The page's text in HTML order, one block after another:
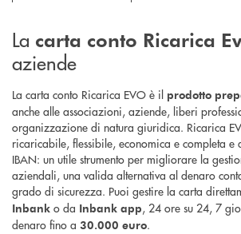
La carta conto Ricarica
aziende
La carta conto Ricarica EVO è il prodotto
anche alle associazioni, aziende, liberi
organizzazione di natura giuridica. Ricarica
ricaricabile, flessibile, economica e completa e
IBAN: un utile strumento per migliorare la
aziendali, una valida alternativa al denaro
grado di sicurezza. Puoi gestire la carta
Inbank o da Inbank app, 24 ore su 24, 7
denaro fino a 30.000 euro.